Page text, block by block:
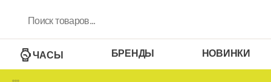
ЧАСЫ БРЕНДЫ НОВИНКИ